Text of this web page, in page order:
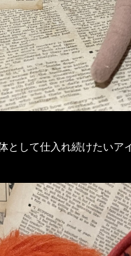
として仕入れ続けたいア